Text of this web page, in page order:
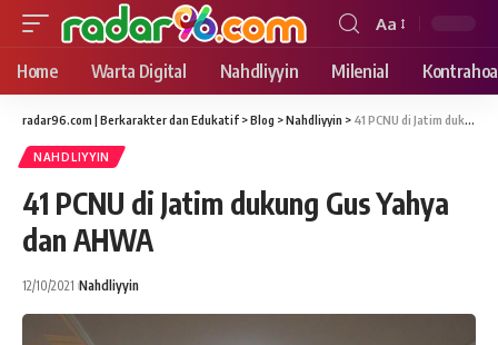
Font
Resizer
Aa
Home Warta Digital Nahdliyyin Milenial
radar96.com | Berkarakter dan Edukatif >Blog >Nahdliyyin > 41 PCNU di Jatim dukung Gus Yahya dan AHWA
NAHDLIYYIN
41 PCNU di Jatim dukung Gus Yahya
dan AHWA
12/10/2021 Nahdliyyin